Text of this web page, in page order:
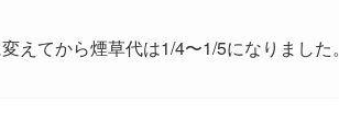
てから煙草代は1/4〜1/5になりました。